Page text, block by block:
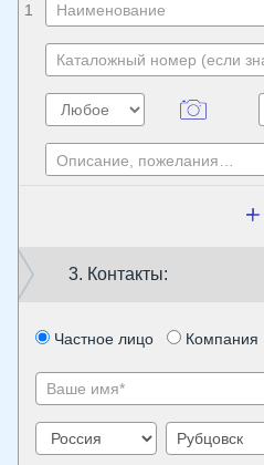
1
3. Контакты:
Частное лицо Компания